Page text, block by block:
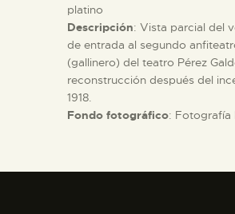
platino
Descripción: Vista parcial del
de entrada al segundo
(gallinero) del teatro Pérez
reconstrucción después del
1918.
Fondo fotográfico: Fotografía